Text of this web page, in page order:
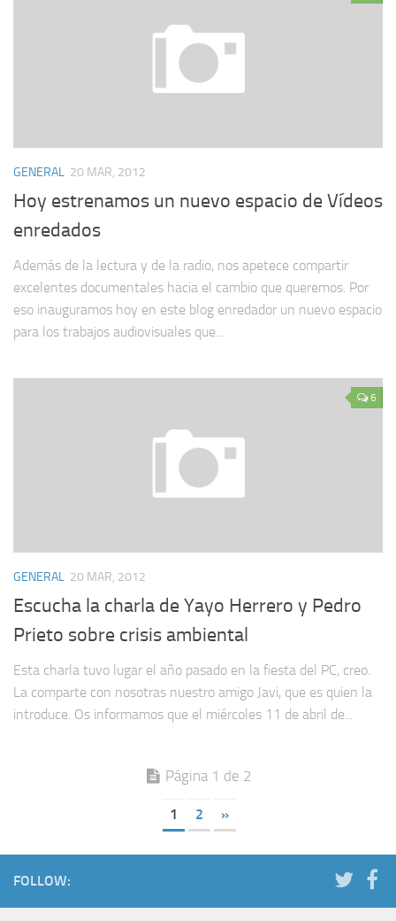
GENERAL 20 MAR, 2012
Hoy estrenamos un nuevo espacio de Vídeos
enredados
Además de la lectura y de la radio, nos apetece compartir
excelentes documentales hacia el cambio que queremos. Por
eso inauguramos hoy en este blog enredador un nuevo espacio
para los trabajos audiovisuales que...
6
GENERAL 20 MAR, 2012
Escucha la charla de Yayo Herrero y Pedro
Prieto sobre crisis ambiental
Esta charla tuvo lugar el año pasado en la fiesta del PC, creo.
La comparte con nosotras nuestro amigo Javi, que es quien la
introduce. Os informamos que el miércoles 11 de abril de...
Página 1 de 2
1 2 »
FOLLOW: